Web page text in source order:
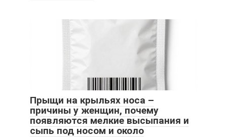
Прыщи на крыльях носа –
причины у женщин, почему
появляются мелкие высыпания и
сыпь под носом и около